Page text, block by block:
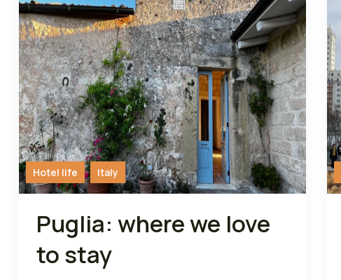
Hotel life Italy
Puglia: where we love
to stay